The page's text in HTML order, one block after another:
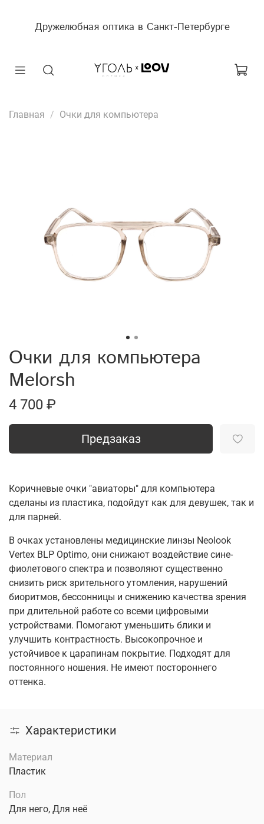
Дружелюбная оптика в Санкт-Петербурге
Главная Очки для компьютера
Очки для компьютера
Melorsh
4 700 ₽
Предзаказ
Коричневые очки "авиаторы" для компьютера
сделаны из пластика, подойдут как для девушек, так и
для парней.
В очках установлены медицинские линзы Neolook
Vertex BLP Optimo, они снижают воздействие сине-
фиолетового спектра и позволяют существенно
снизить риск зрительного утомления, нарушений
биоритмов, бессонницы и снижению качества зрения
при длительной работе со всеми цифровыми
устройствами. Помогают уменьшить блики и
улучшить контрастность. Высокопрочное и
устойчивое к царапинам покрытие. Подходят для
постоянного ношения. Не имеют постороннего
оттенка.
Характеристики
Материал
Пластик
Пол
Для него, Для неё